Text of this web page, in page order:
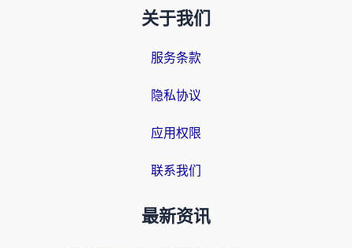
关于我们
服务条款
隐私协议
应用权限
联系我们
最新资讯